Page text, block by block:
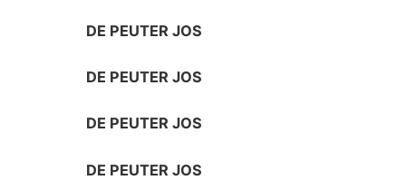
DE PEUTER JOS
DE PEUTER JOS
DE PEUTER JOS
DE PEUTER JOS